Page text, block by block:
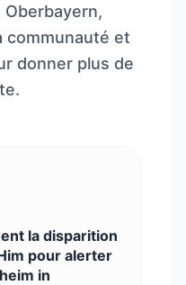
communauté et
donner plus de
la disparition
pour alerter
in